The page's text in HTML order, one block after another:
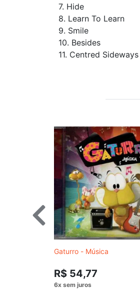
7. Hide
8. Learn To Learn
9. Smile
10. Besides
11. Centred Sideways
Gaturro - Música
R$ 54,77